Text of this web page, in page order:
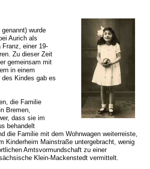
wurde
Aurich als
Franz, einer 19-
Zu dieser Zeit
gemeinsam mit
in einem
Kindes gab es
die Familie
Bremen,
dass sie im
behandelt
die Familie mit dem Wohnwagen weiterreiste,
Kinderheim Mainstraße untergebracht, wenig
Amtsvormundschaft zu einer
Klein-Mackenstedt vermittelt.